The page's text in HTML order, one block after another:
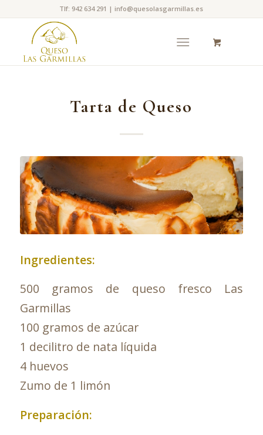
Tlf: 942 634 291 | info@quesolasgarmillas.es
Tarta de Queso
Ingredientes:
500 gramos de queso fresco Las
Garmillas
100 gramos de azúcar
1 decilitro de nata líquida
4 huevos
Zumo de 1 limón
Preparación: